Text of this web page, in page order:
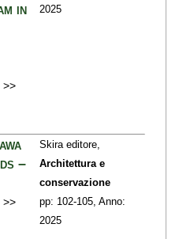
in
>>
2025
–
>>
Skira editore,
Architettura e
conservazione
pp: 102-105, Anno:
2025